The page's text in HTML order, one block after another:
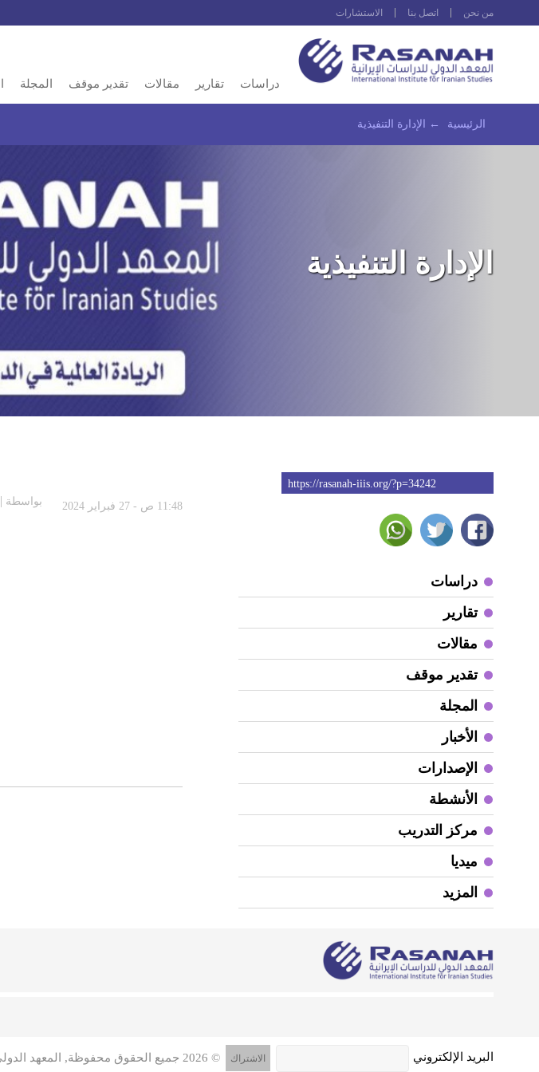
من نحن اتصل بنا الاستشارات
دراسات تقارير مقالات تقدير موقف المجلة
الرئيسية ← الإدارة التنفيذية
الإدارة التنفيذية
https://rasanah-iiis.org/?p=34242
دراسات
تقارير
مقالات
تقدير موقف
المجلة
الأخبار
الإصدارات
الأنشطة
مركز التدريب
ميديا
المزيد
11:48 ص - 27 فبراير 2024 بواسطة
البريد الإلكتروني © 2026 جميع الحقوق محفوظة, المعهد الدولي للدراسات الإيرانية